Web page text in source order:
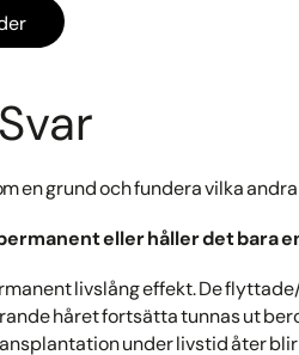
en grund och fundera vilka
eller håller det bara
livslång effekt. De
håret fortsätta tunnas ut
under livstid åter